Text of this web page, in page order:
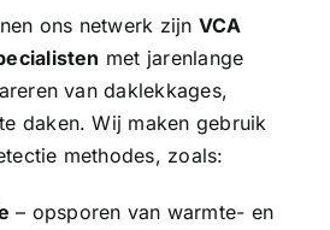
ons netwerk zijn VCA
met jarenlange
van daklekkages,
daken. Wij maken gebruik
methodes, zoals:
– opsporen van warmte- en